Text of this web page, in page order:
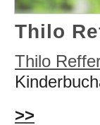
Thilo
Thilo
>>